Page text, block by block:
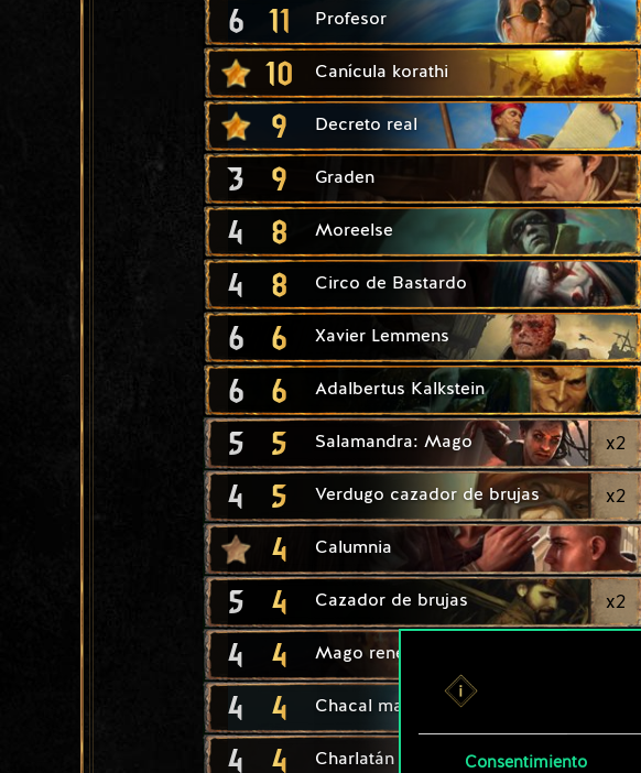
Consentimiento
6 11 Profesor
10 Canícula korathi
9 Decreto real
3 9 Graden
4 8 Moreelse
4 8 Circo de Bastardo
6 6 Xavier Lemmens
6 6 Adalbertus Kalkstein
5 5 Salamandra: Mago x2
4 5 Verdugo cazador de brujas x2
4 Calumnia
5 4 Cazador de brujas x2
4 4 Mago renegado
4 4 Chacal marino
4 4 Charlatán espabilado